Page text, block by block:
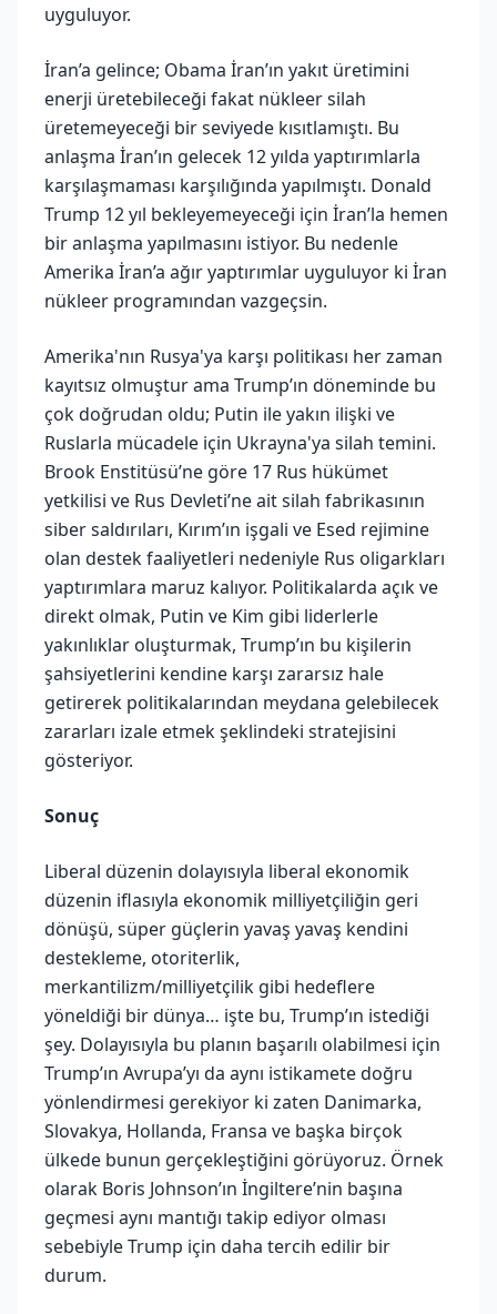
uyguluyor.
İran’a gelince; Obama İran’ın yakıt üretimini
enerji üretebileceği fakat nükleer silah
üretemeyeceği bir seviyede kısıtlamıştı. Bu
anlaşma İran’ın gelecek 12 yılda yaptırımlarla
karşılaşmaması karşılığında yapılmıştı. Donald
Trump 12 yıl bekleyemeyeceği için İran’la hemen
bir anlaşma yapılmasını istiyor. Bu nedenle
Amerika İran’a ağır yaptırımlar uyguluyor ki İran
nükleer programından vazgeçsin.
Amerika'nın Rusya'ya karşı politikası her zaman
kayıtsız olmuştur ama Trump’ın döneminde bu
çok doğrudan oldu; Putin ile yakın ilişki ve
Ruslarla mücadele için Ukrayna'ya silah temini.
Brook Enstitüsü’ne göre 17 Rus hükümet
yetkilisi ve Rus Devleti’ne ait silah fabrikasının
siber saldırıları, Kırım’ın işgali ve Esed rejimine
olan destek faaliyetleri nedeniyle Rus oligarkları
yaptırımlara maruz kalıyor. Politikalarda açık ve
direkt olmak, Putin ve Kim gibi liderlerle
yakınlıklar oluşturmak, Trump’ın bu kişilerin
şahsiyetlerini kendine karşı zararsız hale
getirerek politikalarından meydana gelebilecek
zararları izale etmek şeklindeki stratejisini
gösteriyor.
Sonuç
Liberal düzenin dolayısıyla liberal ekonomik
düzenin iflasıyla ekonomik milliyetçiliğin geri
dönüşü, süper güçlerin yavaş yavaş kendini
destekleme, otoriterlik,
merkantilizm/milliyetçilik gibi hedeflere
yöneldiği bir dünya… işte bu, Trump’ın istediği
şey. Dolayısıyla bu planın başarılı olabilmesi için
Trump’ın Avrupa’yı da aynı istikamete doğru
yönlendirmesi gerekiyor ki zaten Danimarka,
Slovakya, Hollanda, Fransa ve başka birçok
ülkede bunun gerçekleştiğini görüyoruz. Örnek
olarak Boris Johnson’ın İngiltere’nin başına
geçmesi aynı mantığı takip ediyor olması
sebebiyle Trump için daha tercih edilir bir
durum.